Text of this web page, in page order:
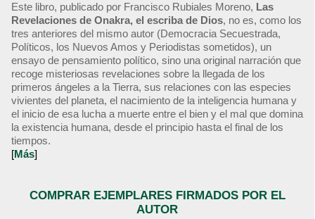
Este libro, publicado por Francisco Rubiales Moreno, Las
Revelaciones de Onakra, el escriba de Dios, no es, como los
tres anteriores del mismo autor (Democracia Secuestrada,
Políticos, los Nuevos Amos y Periodistas sometidos), un
ensayo de pensamiento político, sino una original narración que
recoge misteriosas revelaciones sobre la llegada de los
primeros ángeles a la Tierra, sus relaciones con las especies
vivientes del planeta, el nacimiento de la inteligencia humana y
el inicio de esa lucha a muerte entre el bien y el mal que domina
la existencia humana, desde el principio hasta el final de los
tiempos.
[Más]
COMPRAR EJEMPLARES FIRMADOS POR EL
AUTOR